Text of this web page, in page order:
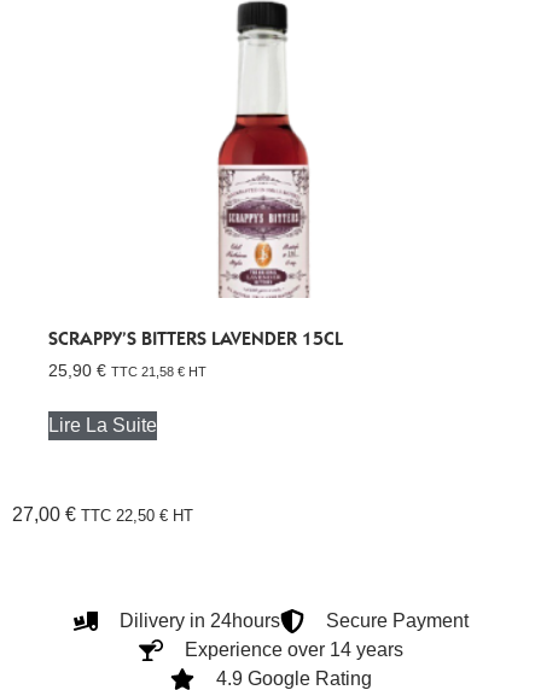
SCRAPPY’S BITTERS LAVENDER 15CL
25,90 € TTC 21,58 € HT
Lire La Suite
27,00 € TTC 22,50 € HT
Dilivery in 24hours
Secure Payment
Experience over 14 years
4.9 Google Rating